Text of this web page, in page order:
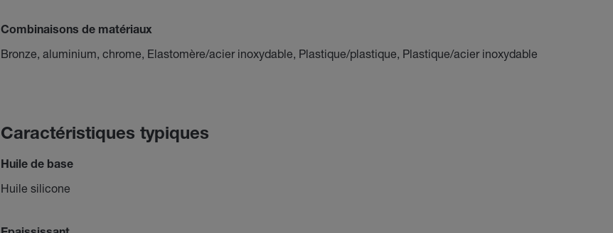
Combinaisons de matériaux
Bronze, aluminium, chrome, Elastomère/acier inoxydable, Plastique/plastique, Plastique/acier inoxydable
Caractéristiques typiques
Huile de base
Huile silicone